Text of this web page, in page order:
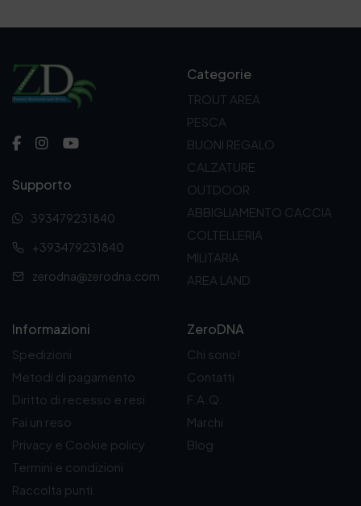
Supporto
393479231840
+393479231840
zerodna@zerodna.com
Categorie
TROUT AREA
PESCA
BUONI REGALO
CALZATURE
OUTDOOR
ABBIGLIAMENTO CACCIA
COLTELLERIA
MILITARIA
AREA LAND
Informazioni
Spedizioni
Metodi di pagamento
Diritto di recesso e resi
Fai un reso
Privacy e Cookie policy
Termini e condizioni
Raccolta punti
ZeroDNA
Chi sono!
Contatti
F.A.Q.
Marchi
Blog